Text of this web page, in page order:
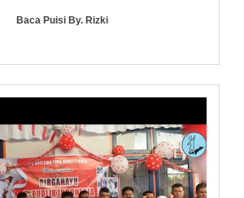
Baca Puisi By. Rizki